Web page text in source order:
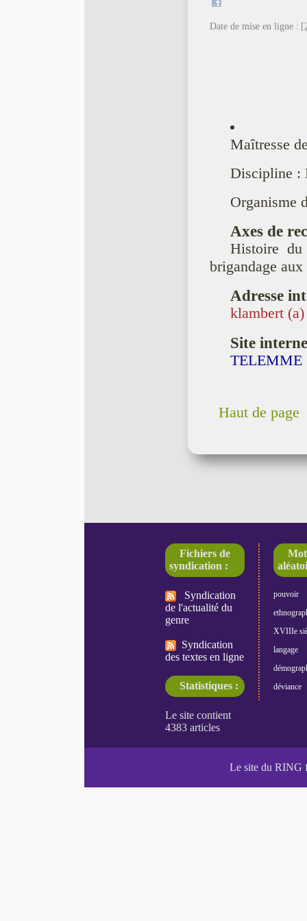
Date de mise en ligne :
Maîtresse
Discipline :
Organisme
Axes de
Histoire
brigandage
Adresse
klambert
Site
TELEMME
Haut de page
Fichiers de
syndication :
Syndication
de l'actualité du
genre
Syndication
des textes en ligne
Statistiques :
pouvoir
XVIIIe
langage
déviance
Le site du RING